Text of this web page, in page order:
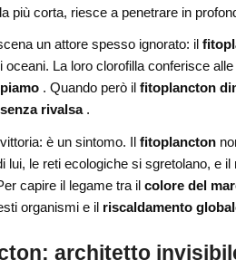
più corta, riesce a penetrare in
un attore spesso ignorato: il
oceani. La loro clorofilla conferisce
. Quando però ilfitoplancton
rivalsa .
è un sintomo. Ilfitoplancton
lui, le reti ecologiche si sgretolano, e
capire il legame tra ilcolore del
organismi e il riscaldamento
architetto